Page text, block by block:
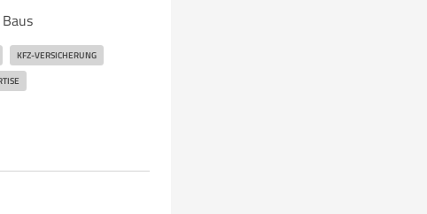
KFZ-VERSICHERUNG